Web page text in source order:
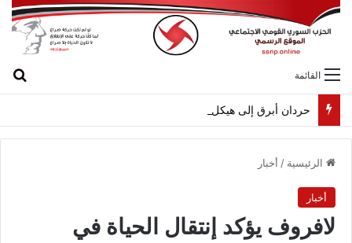
القائمة
حردان أبرق إلى هيكل مهنئاً بمناسبة عيد الجيش
الرئيسية / أخبار
أخبار
لافروف يؤكد إنتقال الحياة في